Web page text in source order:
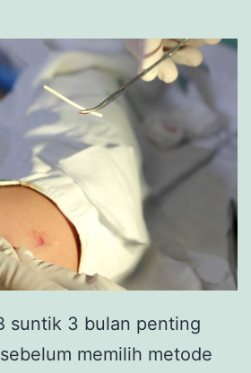
suntik 3 bulan penting
memilih metode